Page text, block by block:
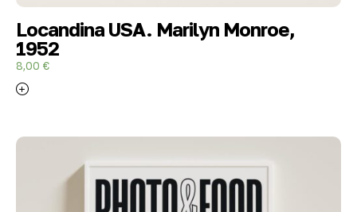
Locandina USA. Marilyn Monroe,
1952
8,00 €